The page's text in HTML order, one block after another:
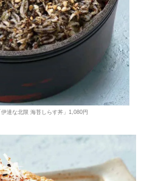
達な北限 海苔しらす丼」1,080円